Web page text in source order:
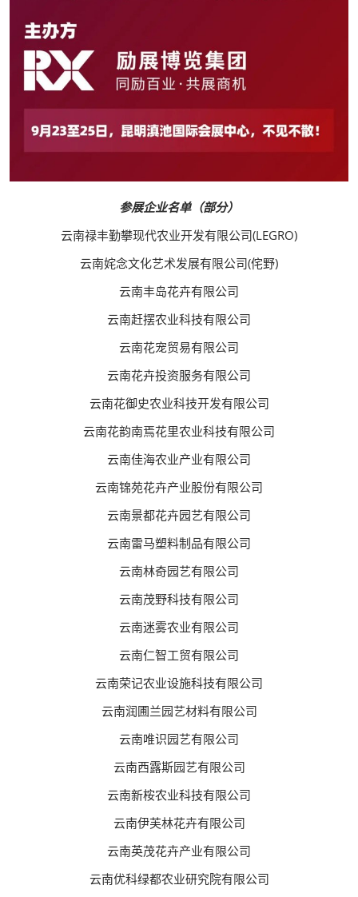
参展企业名单（部分）
云南禄丰勤攀现代农业开发有限公司(LEGRO)
云南姹念文化艺术发展有限公司(侘野)
云南丰岛花卉有限公司
云南赶摆农业科技有限公司
云南花宠贸易有限公司
云南花卉投资服务有限公司
云南花御史农业科技开发有限公司
云南花韵南焉花里农业科技有限公司
云南佳海农业产业有限公司
云南锦苑花卉产业股份有限公司
云南景都花卉园艺有限公司
云南雷马塑料制品有限公司
云南林奇园艺有限公司
云南茂野科技有限公司
云南迷雾农业有限公司
云南仁智工贸有限公司
云南荣记农业设施科技有限公司
云南润圃兰园艺材料有限公司
云南唯识园艺有限公司
云南西露斯园艺有限公司
云南新桉农业科技有限公司
云南伊芙林花卉有限公司
云南英茂花卉产业有限公司
云南优科绿都农业研究院有限公司